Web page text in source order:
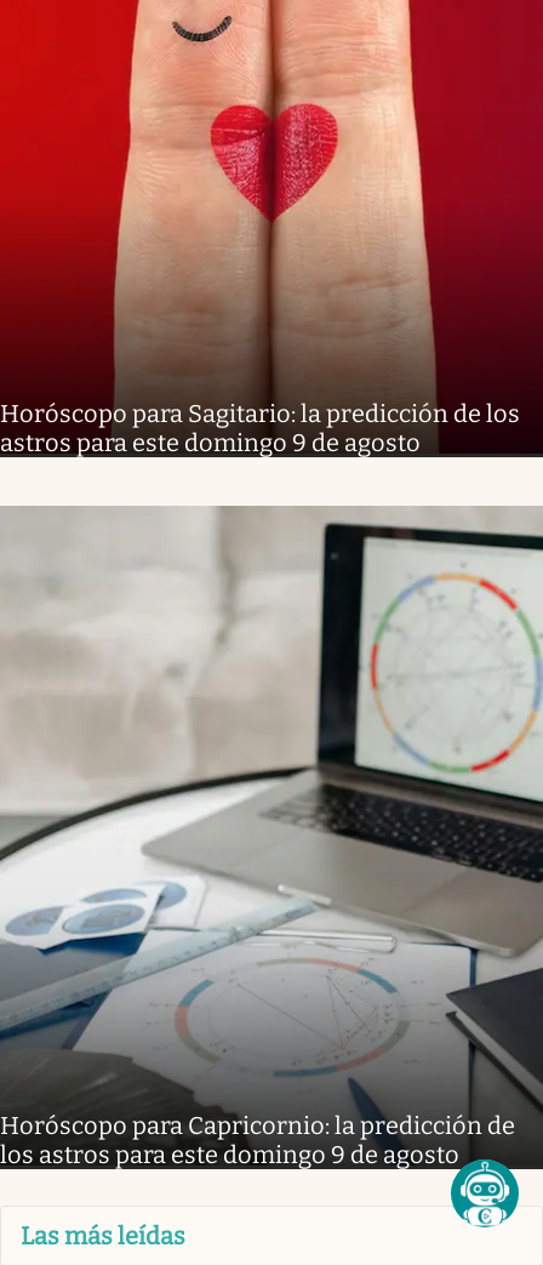
Horóscopo para Sagitario: la predicción de los
astros para este domingo 9 de agosto
Horóscopo para Capricornio: la predicción de
los astros para este domingo 9 de agosto
Las más leídas